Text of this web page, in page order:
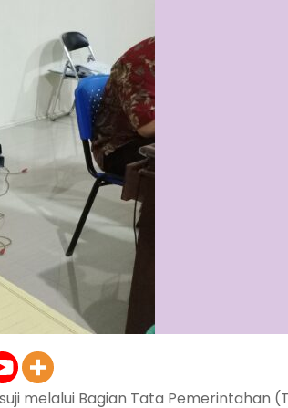
melalui Bagian Tata Pemerintahan